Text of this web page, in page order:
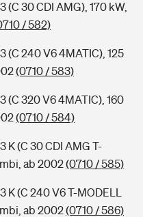
30 CDI AMG), 170 kW,
/ 582)
(C 240 V6 4MATIC), 125
(0710 / 583)
(C 320 V6 4MATIC), 160
(0710 / 584)
K (C 30 CDI AMG T-
ab 2002(0710 / 585)
(C 240 V6 T-MODELL
ab 2002(0710 / 586)